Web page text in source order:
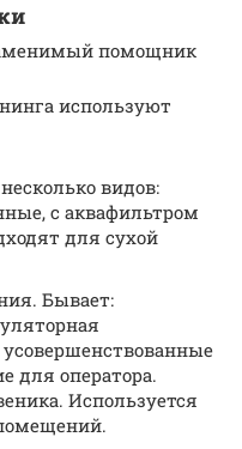
помощник
используют
видов:
с аквафильтром
для сухой
Бывает:
для оператора.
Используется